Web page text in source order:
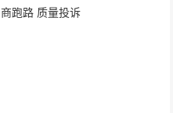
商跑路 质量投诉